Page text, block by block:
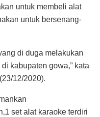
untuk membeli alat
untuk bersenang-
di duga melakukan
kabupaten gowa,” kata
12/2020).
set alat karaoke terdiri